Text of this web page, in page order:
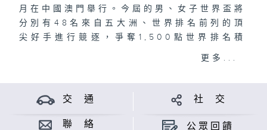
月在中國澳門舉行。今屆的男、女子世界盃將
分別有48名來自五大洲、世界排名前列的頂
尖好手進行競逐，爭奪1,500點世界排名積
分。港台電視32將送上連場精彩賽事。
更多...
交 通 社 交
聯 絡 公眾回饋